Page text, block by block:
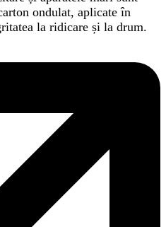
ondulat, aplicate în
la ridicare și la drum.